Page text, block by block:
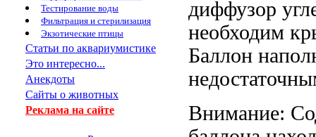
Тестирование воды
Фильтрация и стерилизация
Экзотические птицы
Статьи по аквариумистике
Это интересно...
Анекдоты
Сайты о животных
Реклама на сайте
диффузор
необходим
Баллон
Внимание: